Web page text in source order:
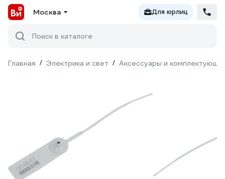
Москва Для юрлиц
Поиск в каталоге
Главная / Электрика и свет / Аксессуары и